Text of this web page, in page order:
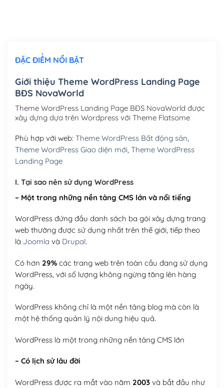
Mua thêm Host + Tên miền
Tên miền Việt Nam .vn (1 năm)
Hosting 2GB SSD (1 năm) (+450,000₫)
Hosting 3GB SSD (1 năm)(+550,000₫)
Hosting 5GB SSD (1 năm)(+650,000₫)
ĐẶC ĐIỂM NỔI BẬT
Giới thiệu Theme WordPress Landing Page
BĐS NovaWorld
Theme WordPress Landing Page BĐS NovaWorld được
xây dựng dựa trên Wordpress với Theme Flatsome
Phù hợp với web: Theme WordPress Bất động sản,
Theme WordPress Giao diện mới, Theme WordPress
Landing Page
I. Tại sao nên sử dụng WordPress
– Một trong những nền tảng CMS lớn và nổi tiếng
WordPress đứng đầu danh sách ba gói xây dựng trang
web thường được sử dụng nhất trên thế giới, tiếp theo
là Joomla và Drupal.
Có hơn 29%các trang web trên toàn cầu đang sử dụng
WordPress, với số lượng không ngừng tăng lên hàng
ngày.
WordPress không chỉ là một nền tảng blog mà còn là
một hệ thống quản lý nội dung hiệu quả.
WordPress là một trong những nền tảng CMS lớn
– Có lịch sử lâu đời
WordPress được ra mắt vào năm 2003và bắt đầu như